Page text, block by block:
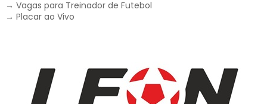
→ Vagas para Treinador de Futebol
→ Placar ao Vivo